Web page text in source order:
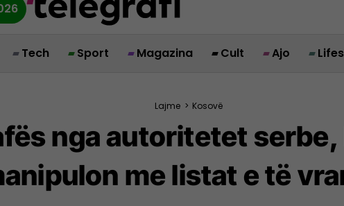
Tech Sport Magazina Cult Ajo
Lajme > Kosovë
nga autoritetet serbe,
me listat e të